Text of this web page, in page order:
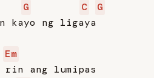
G C
G
kayo ng ligaya
Em
rin ang lumipas